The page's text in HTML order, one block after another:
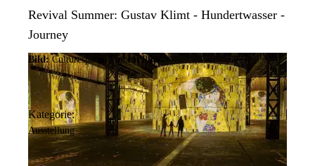
Revival Summer: Gustav Klimt - Hundertwasser -
Journey
Bild: Culturespaces/Vincent Pinson
Kategorie:
Ausstellung